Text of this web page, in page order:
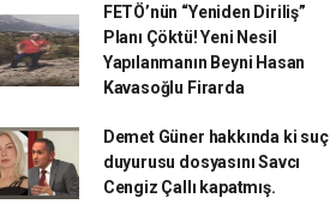
FETÖ’nün “Yeniden Diriliş”
Planı Çöktü! Yeni Nesil
Yapılanmanın Beyni Hasan
Kavasoğlu Firarda
Demet Güner hakkında ki suç
duyurusu dosyasını Savcı
Cengiz Çallı kapatmış.